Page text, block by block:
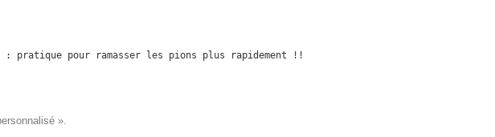
: pratique pour ramasser les pions plus rapidement !!
».